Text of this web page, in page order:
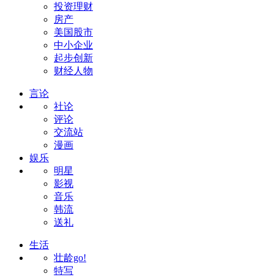
投资理财
房产
美国股市
中小企业
起步创新
财经人物
言论
社论
评论
交流站
漫画
娱乐
明星
影视
音乐
韩流
送礼
生活
壮龄go!
特写